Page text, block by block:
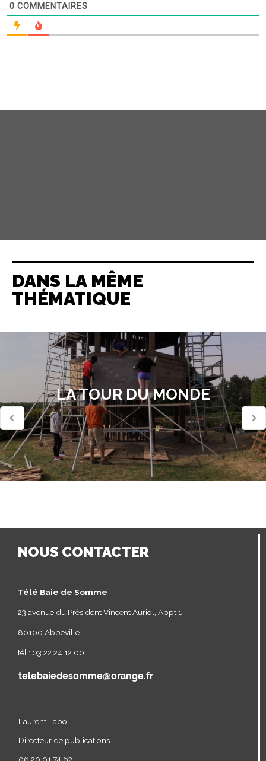
0 COMMENTAIRES
DANS LA MÊME
THÉMATIQUE
LA TOUR DU MONDE
NOUS CONTACTER
Télé Baie de Somme
23 avenue du Président Vincent Auriol, Appt 1
80100 Abbeville
tél : 03 22 24 12 00
Laurent Lapo
Directeur de publications